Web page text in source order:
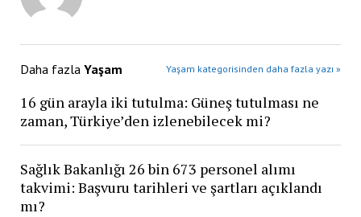
Daha fazla Yaşam Yaşam kategorisinden daha fazla yazı »
16 gün arayla iki tutulma: Güneş tutulması ne
zaman, Türkiye’den izlenebilecek mi?
Sağlık Bakanlığı 26 bin 673 personel alımı
takvimi: Başvuru tarihleri ve şartları açıklandı
mı?